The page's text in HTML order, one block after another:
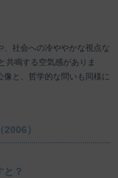
社会への冷ややかな視点な
共鳴する空気感がありま
と、哲学的な問いも同様に
）
と？